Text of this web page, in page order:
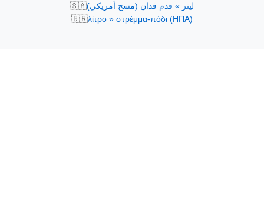
🇸🇦ليتر » قدم فدان (مسح أمريكي)
🇬🇷λίτρο » στρέμμα-πόδι (ΗΠΑ)